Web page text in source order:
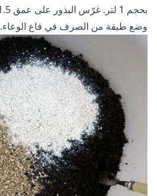
وضع طبقة من الصرف في قاع الوعاء.